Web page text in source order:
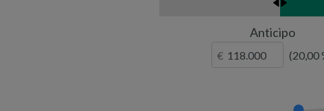
Anticipo
20,00